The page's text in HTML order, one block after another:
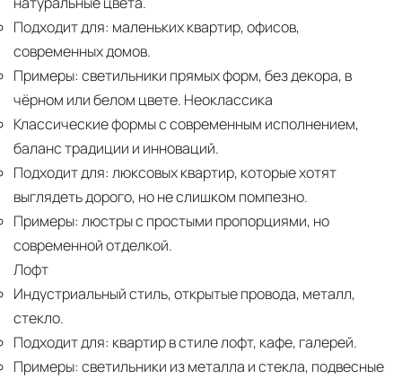
Подходит для: маленьких квартир, офисов,
современных домов.
Примеры: светильники прямых форм, без декора, в
чёрном или белом цвете. Неоклассика
Классические формы с современным исполнением,
баланс традиции и инноваций.
Подходит для: люксовых квартир, которые хотят
выглядеть дорого, но не слишком помпезно.
Примеры: люстры с простыми пропорциями, но
современной отделкой.
Лофт
Индустриальный стиль, открытые провода, металл,
стекло.
Подходит для: квартир в стиле лофт, кафе, галерей.
Примеры: светильники из металла и стекла, подвесные